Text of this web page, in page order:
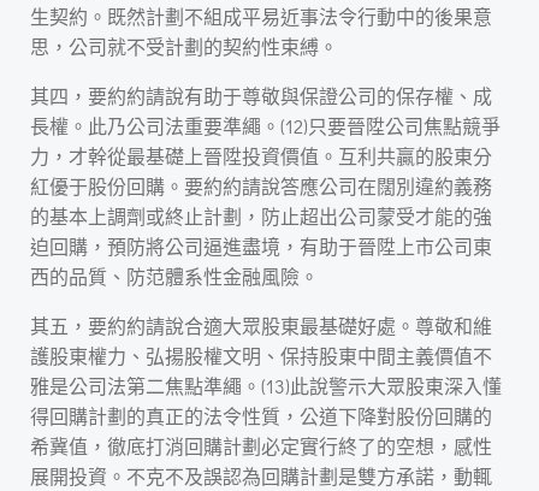
生契約。既然計劃不組成平易近事法令行動中的後果意
思，公司就不受計劃的契約性束縛。
其四，要約約請說有助于尊敬與保證公司的保存權、成
長權。此乃公司法重要準繩。(12)只要晉陞公司焦點競爭
力，才幹從最基礎上晉陞投資價值。互利共贏的股東分
紅優于股份回購。要約約請說答應公司在闊別違約義務
的基本上調劑或終止計劃，防止超出公司蒙受才能的強
迫回購，預防將公司逼進盡境，有助于晉陞上市公司東
西的品質、防范體系性金融風險。
其五，要約約請說合適大眾股東最基礎好處。尊敬和維
護股東權力、弘揚股權文明、保持股東中間主義價值不
雅是公司法第二焦點準繩。(13)此說警示大眾股東深入懂
得回購計劃的真正的法令性質，公道下降對股份回購的
希冀值，徹底打消回購計劃必定實行終了的空想，感性
展開投資。不克不及誤認為回購計劃是雙方承諾，動輒